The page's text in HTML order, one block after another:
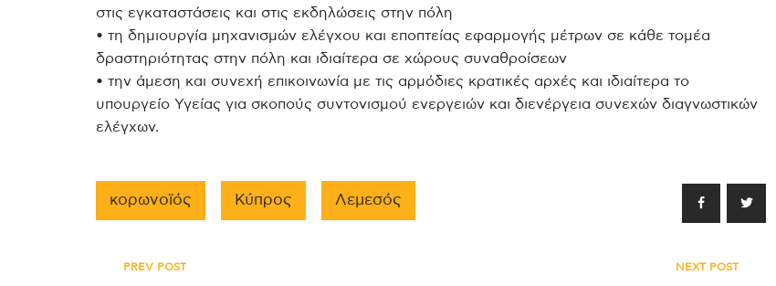
στις εγκαταστάσεις και στις εκδηλώσεις στην πόλη
• τη δημιουργία μηχανισμών ελέγχου και εποπτείας εφαρμογής μέτρων σε κάθε τομέα
δραστηριότητας στην πόλη και ιδιαίτερα σε χώρους συναθροίσεων
• την άμεση και συνεχή επικοινωνία με τις αρμόδιες κρατικές αρχές και ιδιαίτερα το
υπουργείο Υγείας για σκοπούς συντονισμού ενεργειών και διενέργεια συνεχών διαγνωστικών
ελέγχων.
κορωνοϊός Κύπρος Λεμεσός
PREV POST NEXT POST